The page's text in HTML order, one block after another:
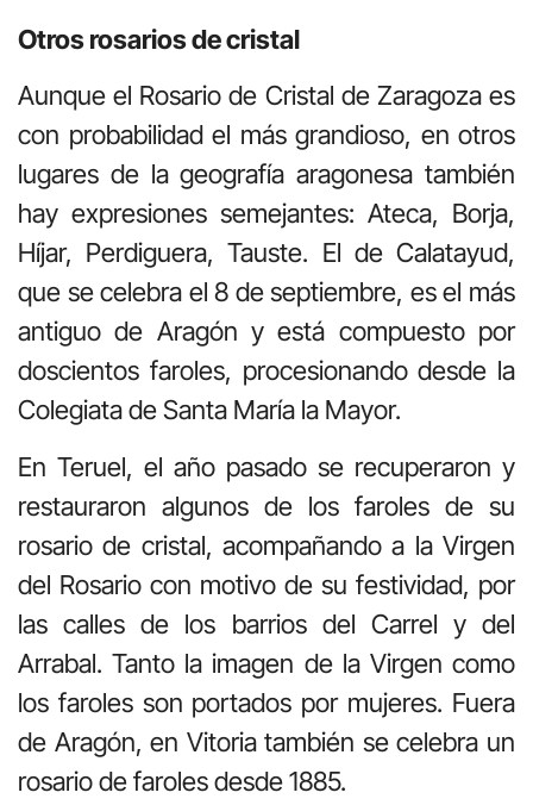
Otros rosarios de cristal
Aunque el Rosario de Cristal de Zaragoza es
con probabilidad el más grandioso, en otros
lugares de la geografía aragonesa también
hay expresiones semejantes: Ateca, Borja,
Híjar, Perdiguera, Tauste. El de Calatayud,
que se celebra el 8 de septiembre, es el más
antiguo de Aragón y está compuesto por
doscientos faroles, procesionando desde la
Colegiata de Santa María la Mayor.
En Teruel, el año pasado se recuperaron y
restauraron algunos de los faroles de su
rosario de cristal, acompañando a la Virgen
del Rosario con motivo de su festividad, por
las calles de los barrios del Carrel y del
Arrabal. Tanto la imagen de la Virgen como
los faroles son portados por mujeres. Fuera
de Aragón, en Vitoria también se celebra un
rosario de faroles desde 1885.